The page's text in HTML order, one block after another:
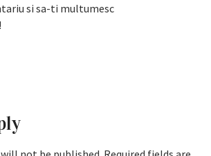
si sa-ti multumesc